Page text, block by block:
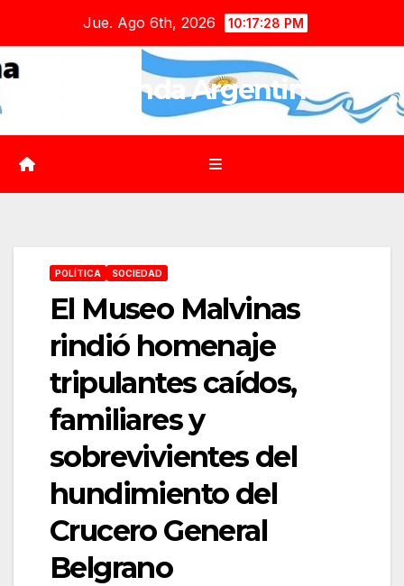
contenido
Jue. Ago 6th, 2026 10:17:29 PM
Agenda Argentina
POLÍTICA SOCIEDAD
El Museo Malvinas
rindió homenaje
tripulantes caídos,
familiares y
sobrevivientes del
hundimiento del
Crucero General
Belgrano